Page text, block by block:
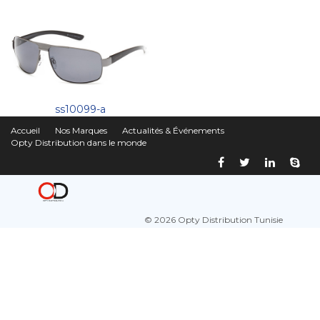
ss10099-a
Accueil Nos Marques
Actualités & Événements
Opty Distribution dans le monde
© 2026 Opty Distribution Tunisie